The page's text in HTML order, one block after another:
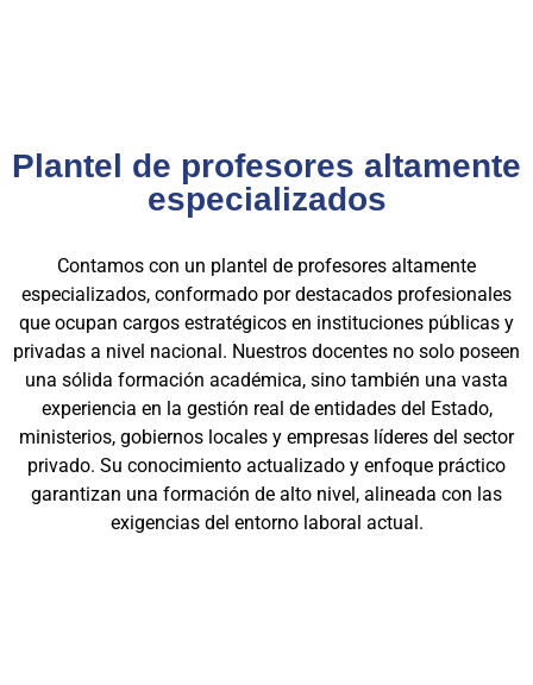
Plantel de profesores altamente
especializados
Contamos con un plantel de profesores altamente
especializados, conformado por destacados profesionales
que ocupan cargos estratégicos en instituciones públicas y
privadas a nivel nacional. Nuestros docentes no solo poseen
una sólida formación académica, sino también una vasta
experiencia en la gestión real de entidades del Estado,
ministerios, gobiernos locales y empresas líderes del sector
privado. Su conocimiento actualizado y enfoque práctico
garantizan una formación de alto nivel, alineada con las
exigencias del entorno laboral actual.